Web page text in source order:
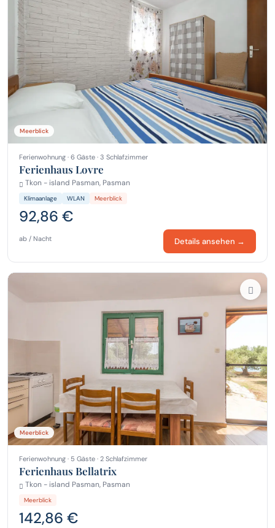
Meerblick
Ferienwohnung · 6 Gäste · 3 Schlafzimmer
Ferienhaus Lovre
Tkon - island Pasman, Pasman
Klimaanlage WLAN Meerblick
92,86 €
ab / Nacht Details ansehen →
Meerblick
Ferienwohnung · 5 Gäste · 2 Schlafzimmer
Ferienhaus Bellatrix
Tkon - island Pasman, Pasman
Meerblick
142,86 €